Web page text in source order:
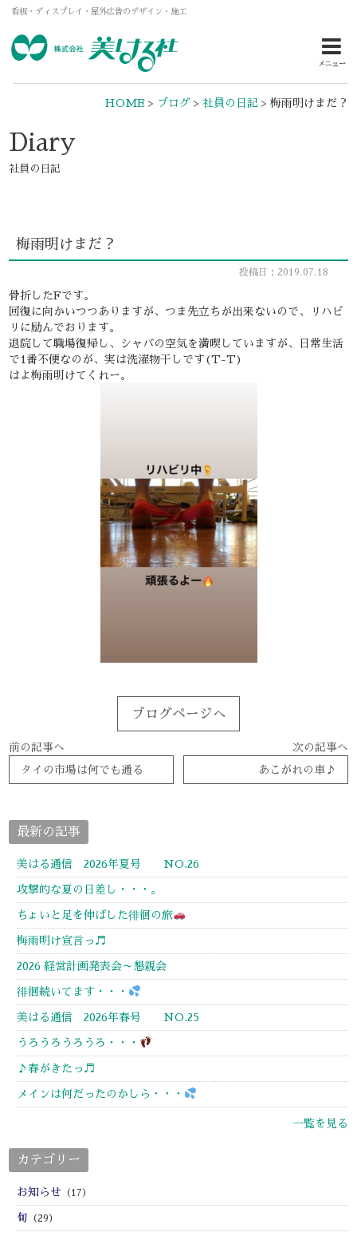
看板・ディスプレイ・屋外広告のデザイン・施工
メニュー
HOME> ブログ> 社員の日記 > 梅雨明けまだ？
Diary
社員の日記
梅雨明けまだ？
投稿日：2019.07.18
骨折したFです。
回復に向かいつつありますが、つま先立ちが出来ないので、リハビ
リに励んでおります。
退院して職場復帰し、シャバの空気を満喫していますが、日常生活
で1番不便なのが、実は洗濯物干しです(T-T)
はよ梅雨明けてくれー。
ブログページへ
前の記事へ
タイの市場は何でも通る
次の記事へ
あこがれの車♪
最新の記事
美はる通信 2026年夏号 NO.26
攻撃的な夏の日差し・・・。
ちょいと足を伸ばした徘徊の旅
梅雨明け宣言っ♬
2026 経営計画発表会～懇親会
徘徊続いてます・・・
美はる通信 2026年春号 NO.25
うろうろうろうろ・・・
♪春がきたっ♬
メインは何だったのかしら・・・
一覧を見る
カテゴリー
お知らせ （17）
旬 （29）